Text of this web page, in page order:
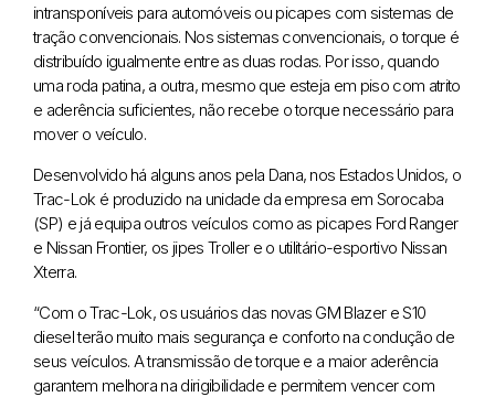
intransponíveis para automóveis ou picapes com sistemas de
tração convencionais. Nos sistemas convencionais, o torque é
distribuído igualmente entre as duas rodas. Por isso, quando
uma roda patina, a outra, mesmo que esteja em piso com atrito
e aderência suficientes, não recebe o torque necessário para
mover o veículo.
Desenvolvido há alguns anos pela Dana, nos Estados Unidos, o
Trac-Lok é produzido na unidade da empresa em Sorocaba
(SP) e já equipa outros veículos como as picapes Ford Ranger
e Nissan Frontier, os jipes Troller e o utilitário-esportivo Nissan
Xterra.
“Com o Trac-Lok, os usuários das novas GM Blazer e S10
diesel terão muito mais segurança e conforto na condução de
seus veículos. A transmissão de torque e a maior aderência
garantem melhora na dirigibilidade e permitem vencer com